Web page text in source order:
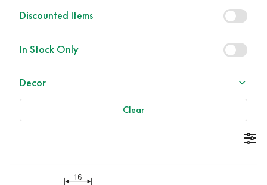
Discounted Items
In Stock Only
Decor
Clear